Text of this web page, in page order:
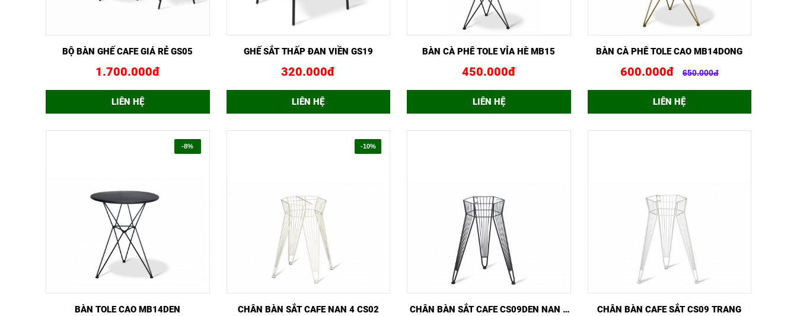
XEM NHANH MUA NGAY
BỘ BÀN GHẾ CAFE GIÁ RẺ GS05
1.700.000đ
LIÊN HỆ
XEM NHANH MUA NGAY
GHẾ SẮT THẤP ĐAN VIỀN GS19
320.000đ
LIÊN HỆ
XEM NHANH MUA NGAY
BÀN CÀ PHÊ TOLE VỈA HÈ MB15
450.000đ
LIÊN HỆ
XEM NHANH MUA NGAY
BÀN CÀ PHÊ TOLE CAO MB14DONG
600.000đ 650.000đ
LIÊN HỆ
XEM NHANH MUA NGAY
BÀN TOLE CAO MB14DEN
-8%
XEM NHANH MUA NGAY
CHÂN BÀN SẮT CAFE NAN 4 CS02
-10%
XEM NHANH MUA NGAY
CHÂN BÀN SẮT CAFE CS09DEN NAN 3
XEM NHANH MUA NGAY
CHÂN BÀN CAFE SẮT CS09 TRANG